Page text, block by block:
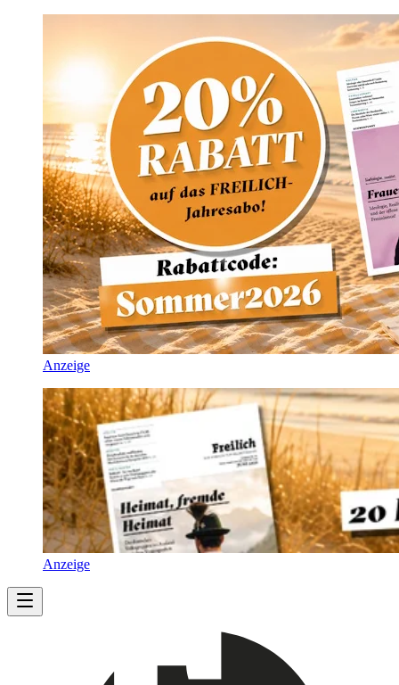
Anzeige
Anzeige